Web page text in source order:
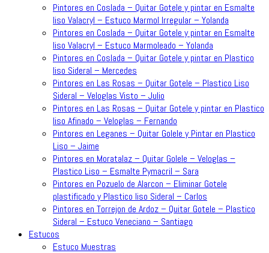
Pintores en Coslada – Quitar Gotele y pintar en Esmalte
liso Valacryl – Estuco Marmol Irregular – Yolanda
Pintores en Coslada – Quitar Gotele y pintar en Esmalte
liso Valacryl – Estuco Marmoleado – Yolanda
Pintores en Coslada – Quitar Gotele y pintar en Plastico
liso Sideral – Mercedes
Pintores en Las Rosas – Quitar Gotele – Plastico Liso
Sideral – Veloglas Visto – Julio
Pintores en Las Rosas – Quitar Gotele y pintar en Plastico
liso Afinado – Veloglas – Fernando
Pintores en Leganes – Quitar Golele y Pintar en Plastico
Liso – Jaime
Pintores en Moratalaz – Quitar Golele – Veloglas –
Plastico Liso – Esmalte Pymacril – Sara
Pintores en Pozuelo de Alarcon – Eliminar Gotele
plastificado y Plastico liso Sideral – Carlos
Pintores en Torrejon de Ardoz – Quitar Gotele – Plastico
Sideral – Estuco Veneciano – Santiago
Estucos
Estuco Muestras